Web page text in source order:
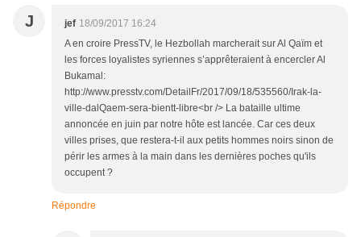
J jef 18/09/2017 16:24
A en croire PressTV, le Hezbollah marcherait sur Al Qaïm et
les forces loyalistes syriennes s’apprêteraient à encercler Al
Bukamal:
http://www.presstv.com/DetailFr/2017/09/18/535560/Irak-la-
ville-dalQaem-sera-bientt-libre<br /> La bataille ultime
annoncée en juin par notre hôte est lancée. Car ces deux
villes prises, que restera-t-il aux petits hommes noirs sinon de
périr les armes à la main dans les dernières poches qu'ils
occupent ?
Répondre